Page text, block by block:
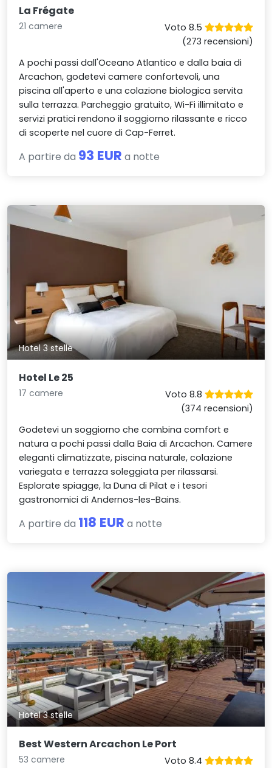
La Frégate
21 camere
Voto 8.5
(273 recensioni)
A pochi passi dall'Oceano Atlantico e dalla baia di
Arcachon, godetevi camere confortevoli, una
piscina all'aperto e una colazione biologica servita
sulla terrazza. Parcheggio gratuito, Wi-Fi illimitato e
servizi pratici rendono il soggiorno rilassante e ricco
di scoperte nel cuore di Cap-Ferret.
A partire da 93 EUR a notte
Hotel 3 stelle
Hotel Le 25
17 camere
Voto 8.8
(374 recensioni)
Godetevi un soggiorno che combina comfort e
natura a pochi passi dalla Baia di Arcachon. Camere
eleganti climatizzate, piscina naturale, colazione
variegata e terrazza soleggiata per rilassarsi.
Esplorate spiagge, la Duna di Pilat e i tesori
gastronomici di Andernos-les-Bains.
A partire da 118 EUR a notte
Hotel 3 stelle
Best Western Arcachon Le Port
53 camere
Voto 8.4